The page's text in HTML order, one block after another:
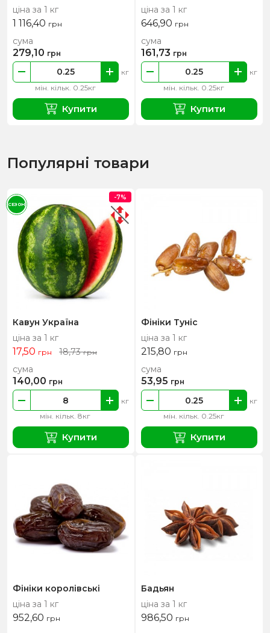
ціна за 1 кг
1 116,40 грн
мін. кільк. 0.25кг
кг
сума
279,10 грн
Купити
ціна за 1 кг
646,90 грн
мін. кільк. 0.25кг
кг
сума
161,73 грн
Купити
Популярні товари
Кавун Україна
ціна за 1 кг
17,50 грн 18,73грн
мін. кільк. 8кг
кг
сума
140,00 грн
Купити
-7%
СЕЗОН
Фініки Туніс
ціна за 1 кг
215,80 грн
мін. кільк. 0.25кг
кг
сума
53,95 грн
Купити
Фініки королівські
ціна за 1 кг
952,60 грн
Бадьян
ціна за 1 кг
986,50 грн